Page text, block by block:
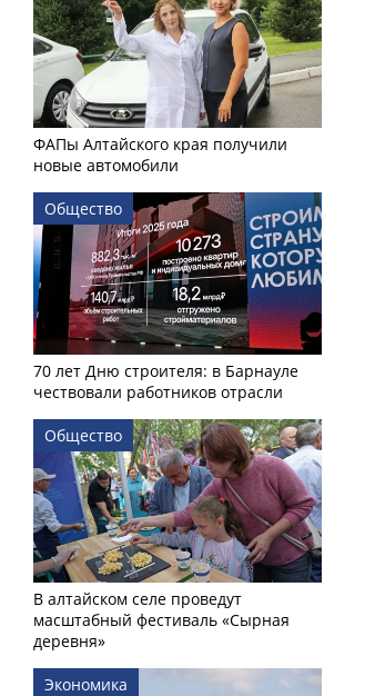
ФАПы Алтайского края получили
новые автомобили
Общество
70 лет Дню строителя: в Барнауле
чествовали работников отрасли
Общество
В алтайском селе проведут
масштабный фестиваль «Сырная
деревня»
Экономика